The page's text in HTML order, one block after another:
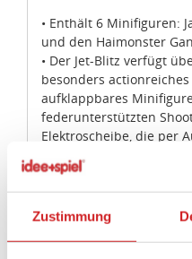
Zustimmung
• Enthält 6 Minifiguren:
und den Haimonster
• Der Jet-Blitz verfügt
besonders
aufklappbares
federunterstützten
Elektroscheibe, die per
verstellbare Flügel und
• Die Krabbe besitzt 6
Greifschere und einen
• Zur Ausrüstung
Fischsäge, Jellys
Haimonster Gangsters.